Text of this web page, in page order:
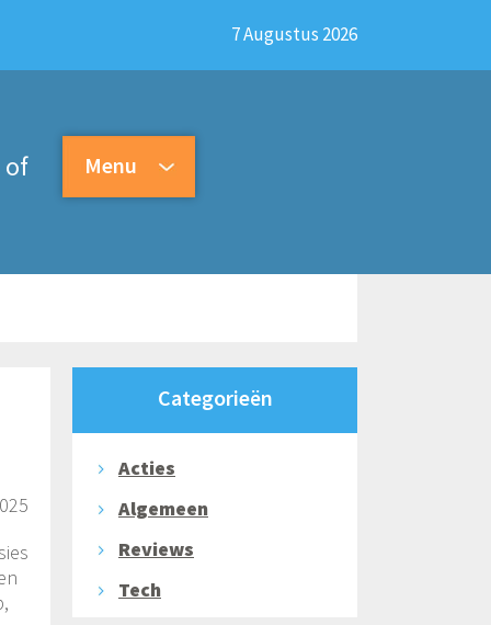
7 Augustus 2026
of Menu
Categorieën
Acties
Algemeen
Reviews
Tech